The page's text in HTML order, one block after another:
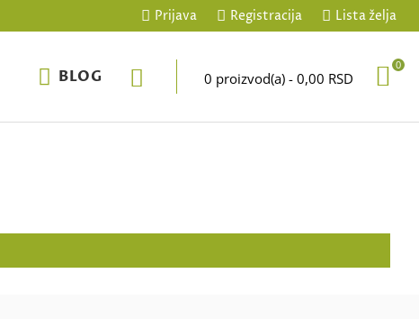
Prijava Registracija Lista želja
BLOG 0 proizvod(a) - 0,00 RSD
0